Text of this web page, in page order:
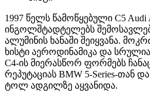
1997 წელს წამოწყებული C5
ინგოლშტადტელებს
ალუმინის ხანაში შეიყვანა.
ხისტი აეროდინამიკა და
C4-ის მიერასწორ ფორმებს
რეპუტაციას BMW 5-Series-თან და
ტოლ ადგილზე აყვანიდა.